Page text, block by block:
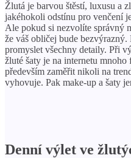
Žlutá je barvou štěstí, luxusu a
jakéhokoli odstínu pro venčení
Ale pokud si nezvolíte správný
že váš obličej bude
promyslet všechny detaily. Při
žluté šaty je na internetu
především zaměřit nikoli na
vyhovuje. Pak make-up a šaty
Denní výlet ve